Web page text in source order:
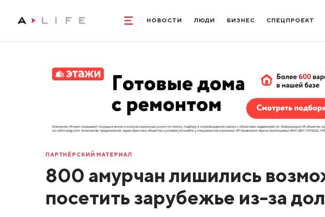
НОВОСТИ ЛЮДИ БИЗНЕС СПЕЦПРОЕКТ
ПАРТНЁРСКИЙ МАТЕРИАЛ
800 амурчан лишились
посетить зарубежье из-за